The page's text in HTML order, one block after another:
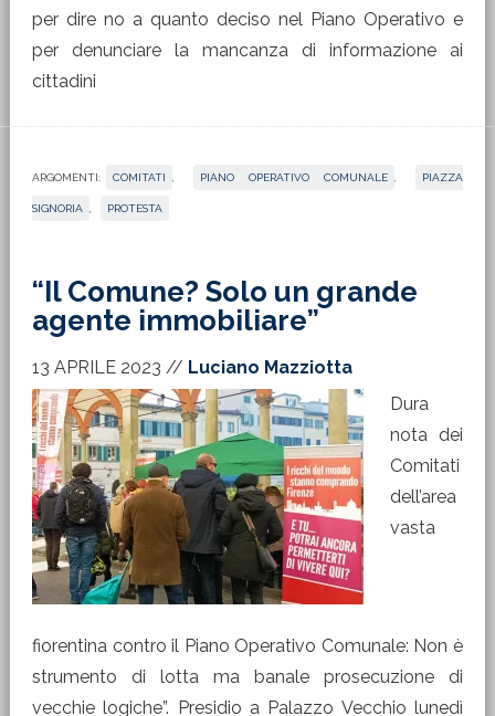
per dire no a quanto deciso nel Piano Operativo e
per denunciare la mancanza di informazione ai
cittadini
ARGOMENTI: COMITATI PIANO OPERATIVO COMUNALE PIAZZA
SIGNORIA PROTESTA
“Il Comune? Solo un grande
agente immobiliare”
13 APRILE 2023 // Luciano Mazziotta
Dura
nota dei
Comitati
dell’area
vasta
fiorentina contro il Piano Operativo Comunale: Non è
strumento di lotta ma banale prosecuzione di
vecchie logiche”. Presidio a Palazzo Vecchio lunedì